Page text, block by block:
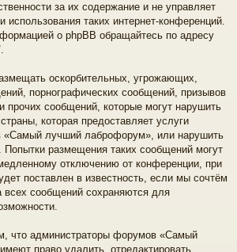
за их содержание и не управляет
использования таких интернет-конференций.
о phpBB обращайтесь по адресу
.
оскорбительных, угрожающих,
порнографических сообщений, призывов
прочих сообщений, которые могут нарушить
которая предоставляет услуги
«Самый лучший лаброфорум», или нарушить
размещения таких сообщений могут
отключению от конференции, при
поставлен в известность, если мы сочтём
сообщений сохраняются для
что администраторы форумов «Самый
право удалить, отредактировать,